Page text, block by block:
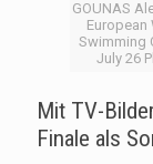
GOUNAS
Swimming
July 26
Mit TV-
Finale als